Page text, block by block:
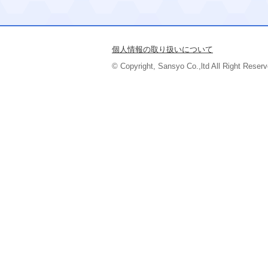
個人情報の取り扱いについて
© Copyright, Sansyo Co.,ltd All Right